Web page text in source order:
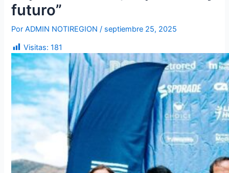
futuro”
PorADMIN NOTIREGION/ septiembre 25, 2025
Visitas: 181